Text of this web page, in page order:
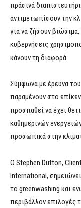
πράσινά
αντιμετωπίσουν την
για να ζήσουν
κυβερνήσεις
κάνουν τη διαφορά.
Σύμφωνα με έρευνα
παραμένουν στο
προσπαθεί να έχει
καθημερινών
προσωπικά στην
Ο Stephen Dutton,
International,
το greenwashing και
περιβάλλον επιλογές